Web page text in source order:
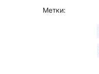
Метки: